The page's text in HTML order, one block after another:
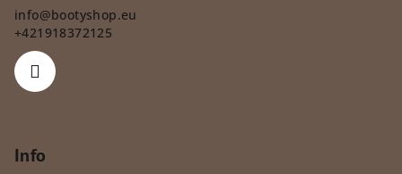
info@bootyshop.eu
+421918372125
Info